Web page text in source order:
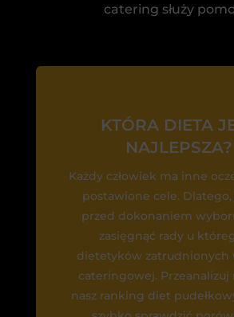
catering służy
KTÓRA DIETA
NAJLEPSZA?
Każdy człowiek ma inne
postawione cele. Dlatego,
przed dokonaniem
zasięgnąć rady u
dietetyków zatrudnionych
cateringowej. Przeanalizuj
nasz ranking diet